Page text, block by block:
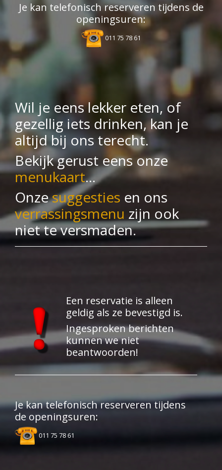
Je kan telefonisch reserveren tijdens de
openingsuren:
011 75 78 61
Wil je eens lekker eten, of
gezellig iets drinken, kan je
altijd bij ons terecht.
Bekijk gerust eens onze
menukaart...
Onzesuggesties en ons
verrassingsmenu zijn ook
niet te versmaden.
Een reservatie is alleen
geldig als ze bevestigd is.
Ingesproken berichten
kunnen we niet
beantwoorden!
Je kan telefonisch reserveren tijdens
de openingsuren:
011 75 78 61